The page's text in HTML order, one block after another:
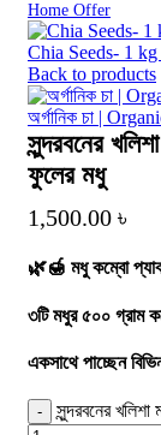
Home Offer
Chia Seeds- 1 kg
Back to products
অর্গানিক চা |
সুন্দরবনের
ফুলের মধু
1,500.00 ৳
🌿🍯 মধু কম্বো
৩টি মধুর ৫০০ গ্রাম
একসাথে পাচ্ছেন
সুন্দরবনের